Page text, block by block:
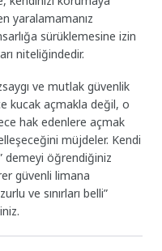
yaralamamanız
sürüklemesine izin
niteliğindedir.
ve mutlak güvenlik
kucak açmakla değil, o
hak edenlere açmak
müjdeler. Kendi
demeyi öğrendiğiniz
güvenli limana
ve sınırları belli”